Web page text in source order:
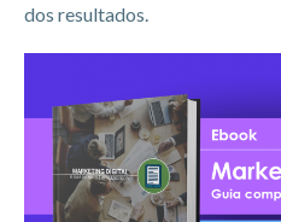
dos resultados.